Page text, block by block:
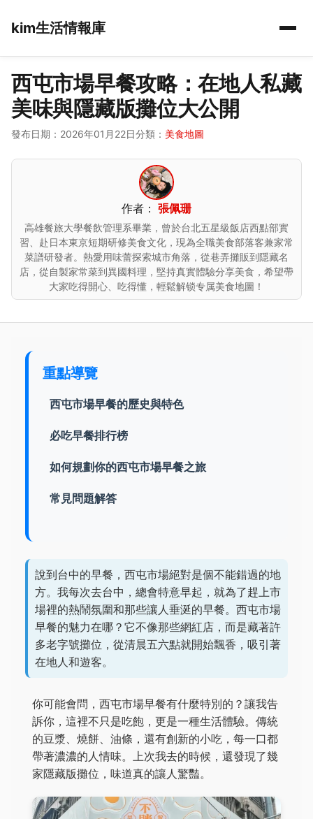
kim生活情報庫
西屯市場早餐攻略：在地人私藏
美味與隱藏版攤位大公開
發布日期：2026年01月22日分類： 美食地圖
作者： 張佩珊
高雄餐旅大學餐飲管理系畢業，曾於台北五星級飯店西點部實
習、赴日本東京短期研修美食文化，現為全職美食部落客兼家常
菜譜研發者。熱愛用味蕾探索城市角落，從巷弄攤販到隱藏名
店，從自製家常菜到異國料理，堅持真實體驗分享美食，希望帶
大家吃得開心、吃得懂，輕鬆解锁专属美食地圖！
重點導覽
西屯市場早餐的歷史與特色
必吃早餐排行榜
如何規劃你的西屯市場早餐之旅
常見問題解答
說到台中的早餐，西屯市場絕對是個不能錯過的地
方。我每次去台中，總會特意早起，就為了趕上市
場裡的熱鬧氛圍和那些讓人垂涎的早餐。西屯市場
早餐的魅力在哪？它不像那些網紅店，而是藏著許
多老字號攤位，從清晨五六點就開始飄香，吸引著
在地人和遊客。
你可能會問，西屯市場早餐有什麼特別的？讓我告
訴你，這裡不只是吃飽，更是一種生活體驗。傳統
的豆漿、燒餅、油條，還有創新的小吃，每一口都
帶著濃濃的人情味。上次我去的時候，還發現了幾
家隱藏版攤位，味道真的讓人驚豔。